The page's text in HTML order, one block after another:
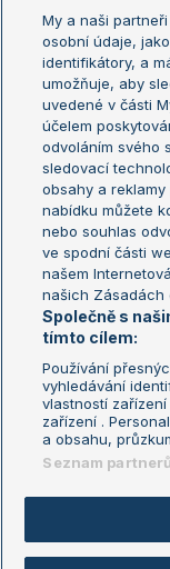
Žebříček ATP (muži)
Žebříček WTA (ženy)
Sázkařský žebříček
Aktualní trendy
Fotbalové přestupy
Livesport Daily
LS Prague Open
Podmínky užití
GDPR a žurnalistika
Kontakt
Copyright © 2008-2026
My a naši partneři
osobní údaje,
identifikátory, a
umožňuje, aby
uvedené v části
účelem
odvoláním svého
sledovací
obsahy a
nabídku můžete
nebo souhlas
ve spodní části
našem
našich Zásadách
Společně s
tímto cílem:
Používání
vyhledávání
vlastností
zařízení .
a obsahu,
Seznam